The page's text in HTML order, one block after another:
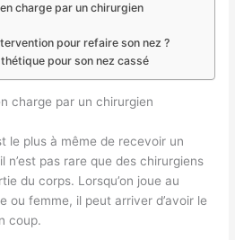
charge par un chirurgien
pour refaire son nez ?
pour son nez cassé
charge par un chirurgien
le plus à même de recevoir un
n’est pas rare que des chirurgiens
du corps. Lorsqu’on joue au
ou femme, il peut arriver d’avoir le
coup.